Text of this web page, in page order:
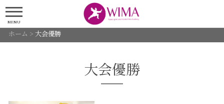
MENU
ホーム > 大会優勝
大会優勝